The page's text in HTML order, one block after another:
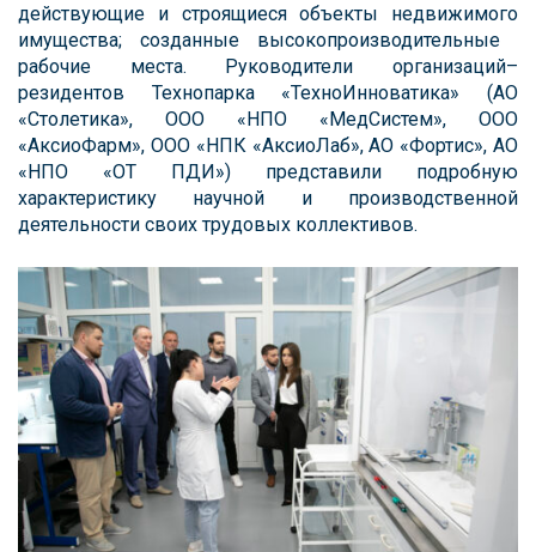
действующие и строящиеся объекты недвижимого
имущества; созданные высокопроизводительные ㅤ
рабочие ㅤместа. ㅤРуководители организаций–
резидентов Технопарка «ТехноИнноватика» ㅤ(АО
«Столетика», ㅤООО «НПО «МедСистем», ㅤООО
«АксиоФарм», ООО «НПК «АксиоЛаб», АО «Фортис»,​ АО
«НПО «ОТ ПДИ») представили подробную
характеристику научной и производственной
деятельности своих трудовых коллективов.